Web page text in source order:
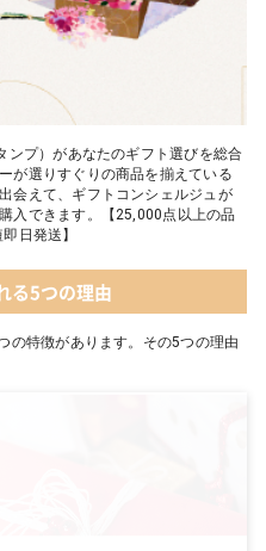
ンプ）があなたのギフト選びを総合
が選りすぐりの商品を揃えている
会えて、ギフトコンシェルジュが
入できます。【25,000点以上の品
日発送】
る5つの理由
の特徴があります。その5つの理由